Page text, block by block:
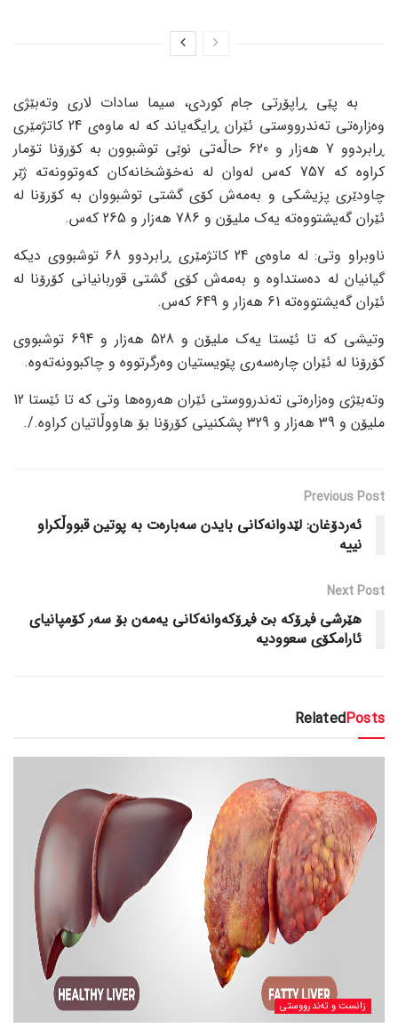
بە پێی ڕاپۆرتی جام کوردی، سیما سادات لاری وتەبێژی
وەزارەتی تەندرووستی ئێران ڕایگەیاند کە لە ماوەی 24 کاتژمێری
ڕابردوو 7 هەزار و 620 حاڵەتی نوێی توشبوون بە کۆرۆنا تۆمار
کراوە کە 757 کەس لەوان لە نەخۆشخانەکان کەوتوونەتە ژێر
چاودێری پزیشکی و بەمەش کۆی گشتی توشبووان بە کۆرۆنا لە
ئێران گەیشتووەتە یەک ملیۆن و 786 هەزار و 265 کەس.
ناوبراو وتی: لە ماوەی 24 کاتژمێری ڕابردوو 68 توشبووی دیکە
گیانیان لە دەستداوە و بەمەش کۆی گشتی قوربانیانی کۆرۆنا لە
ئێران گەیشتووەتە 61 هەزار و 649 کەس.
وتیشی کە تا ئێستا یەک ملیۆن و 528 هەزار و 694 توشبووی
کۆرۆنا لە ئێران چارەسەری پێویستیان وەرگرتووە و چاکبوونەتەوە.
وتەبێژی وەزارەتی تەندرووستی ئێران هەروەها وتی کە تا ئێستا 12
ملیۆن و 39 هەزار و 329 پشکنینی کۆرۆنا بۆ هاووڵاتیان کراوە./.
Previous Post
ئەردۆغان: لێدوانەکانی بایدن سەبارەت بە پوتین قبووڵکراو
نییە
Next Post
هێرشی فڕۆکە بێ فڕۆکەوانەکانی یەمەن بۆ سەر کۆمپانیای
ئارامکۆی سعوودیە
RelatedPosts
زانست و تەندرووستی